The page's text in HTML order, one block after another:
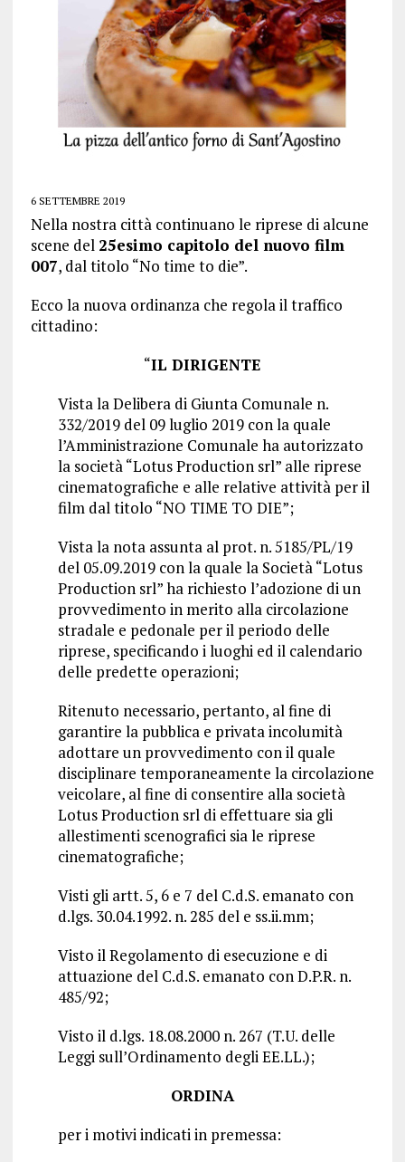
6 SETTEMBRE 2019
Nella nostra città continuano le riprese di alcune
scene del 25esimo capitolo del nuovo film
007, dal titolo “No time to die”.
Ecco la nuova ordinanza che regola il traffico
cittadino:
“IL DIRIGENTE
Vista la Delibera di Giunta Comunale n.
332/2019 del 09 luglio 2019 con la quale
l’Amministrazione Comunale ha autorizzato
la società “Lotus Production srl” alle riprese
cinematografiche e alle relative attività per il
film dal titolo “NO TIME TO DIE”;
Vista la nota assunta al prot. n. 5185/PL/19
del 05.09.2019 con la quale la Società “Lotus
Production srl” ha richiesto l’adozione di un
provvedimento in merito alla circolazione
stradale e pedonale per il periodo delle
riprese, specificando i luoghi ed il calendario
delle predette operazioni;
Ritenuto necessario, pertanto, al fine di
garantire la pubblica e privata incolumità
adottare un provvedimento con il quale
disciplinare temporaneamente la circolazione
veicolare, al fine di consentire alla società
Lotus Production srl di effettuare sia gli
allestimenti scenografici sia le riprese
cinematografiche;
Visti gli artt. 5, 6 e 7 del C.d.S. emanato con
d.lgs. 30.04.1992. n. 285 del e ss.ii.mm;
Visto il Regolamento di esecuzione e di
attuazione del C.d.S. emanato con D.P.R. n.
485/92;
Visto il d.lgs. 18.08.2000 n. 267 (T.U. delle
Leggi sull’Ordinamento degli EE.LL.);
ORDINA
per i motivi indicati in premessa: